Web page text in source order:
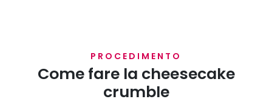
PROCEDIMENTO
Come fare la cheesecake
crumble